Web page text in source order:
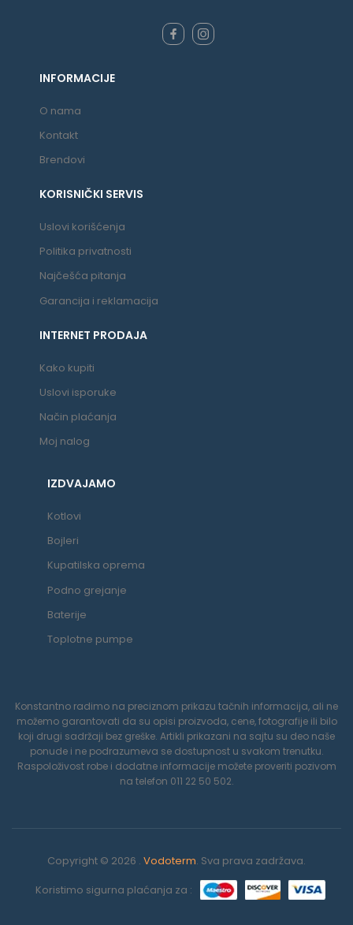
INFORMACIJE
O nama
Kontakt
Brendovi
KORISNIČKI SERVIS
Uslovi korišćenja
Politika privatnosti
Najčešća pitanja
Garancija i reklamacija
INTERNET PRODAJA
Kako kupiti
Uslovi isporuke
Način plaćanja
Moj nalog
IZDVAJAMO
Kotlovi
Bojleri
Kupatilska oprema
Podno grejanje
Baterije
Toplotne pumpe
Konstantno radimo na preciznom prikazu tačnih informacija, ali ne
možemo garantovati da su opisi proizvoda, cene, fotografije ili bilo
koji drugi sadržaji bez greške. Artikli prikazani na sajtu su deo naše
ponude i ne podrazumeva se dostupnost u svakom trenutku.
Raspoloživost robe i dodatne informacije možete proveriti pozivom
na telefon 011 22 50 502.
Copyright © 2026 . Vodoterm. Sva prava zadržava.
Koristimo sigurna plaćanja za :